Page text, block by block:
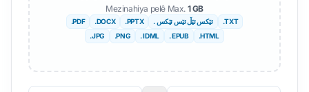
Mezinahiya pelê Max. 1 GB
.PDF .DOCX .PPTX . ئێکس ئێڵ ئێس ئێکس
.TXT
.JPG
.PNG . IDML . EPUB .HTML